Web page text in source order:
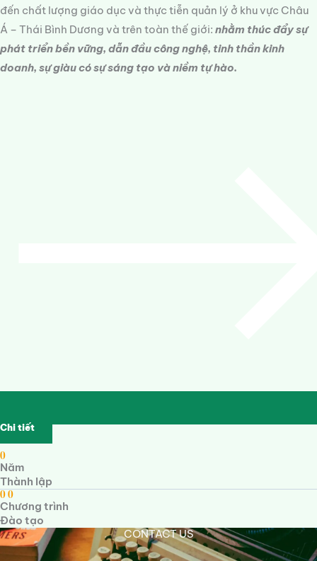
đến chất lượng giáo dục và thực tiễn quản lý ở khu vực Châu
Á – Thái Bình Dương và trên toàn thế giới: nhằm thúc đẩy sự
phát triển bền vững, dẫn đầu công nghệ, tinh thần kinh
doanh, sự giàu có sự sáng tạo và niềm tự hào.
Chi tiết
0
Năm
Thành lập
00
Chương trình
Đào tạo
CONTACT US